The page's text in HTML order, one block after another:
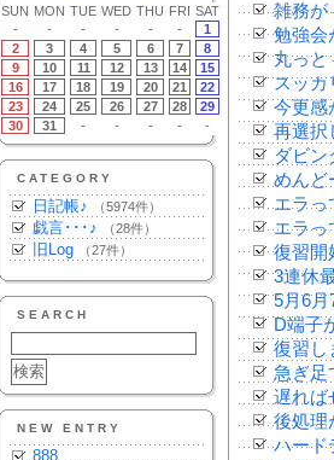
SUN MON TUE WED THU FRI SAT
-
- - - - -
1
2
3 4 5 6 7
8
9
10 11 12 13 14
15
16
17 18 19 20 21
22
23
24 25 26 27 28
29
30
31 - - - - -
CATEGORY
日記帳♪ （5974件）
戯言･･･♪ （28件）
旧Log （27件）
SEARCH
NEW ENTRY
888
雑務が
勉強会
丸っと
スッカ
今更感
再選択
ダビン
めんど
エラっ
エラっ
復習開
3連休
5月6月
D端子
復習し
急ぎ足
遅れば
後処理
ハード